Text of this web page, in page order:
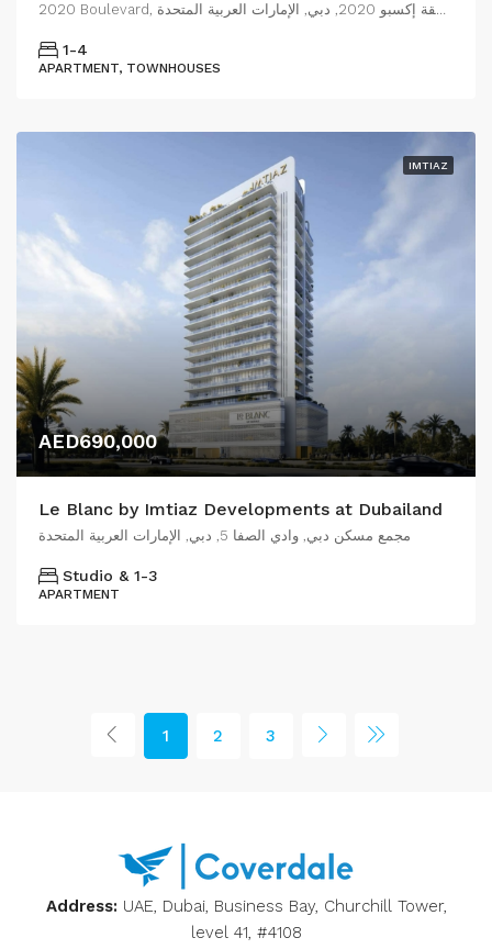
2020 Boulevard, مدينة إكسبو دبي, قرية إكسبو, منطقة إكسبو 2020, دبي, الإمارات العربية المتحدة
1-4
APARTMENT, TOWNHOUSES
IMTIAZ
AED690,000
Le Blanc by Imtiaz Developments at Dubailand
مجمع مسكن دبي, وادي الصفا 5, دبي, الإمارات العربية المتحدة
Studio & 1-3
APARTMENT
1 2 3
Address: UAE, Dubai, Business Bay, Churchill Tower,
level 41, #4108